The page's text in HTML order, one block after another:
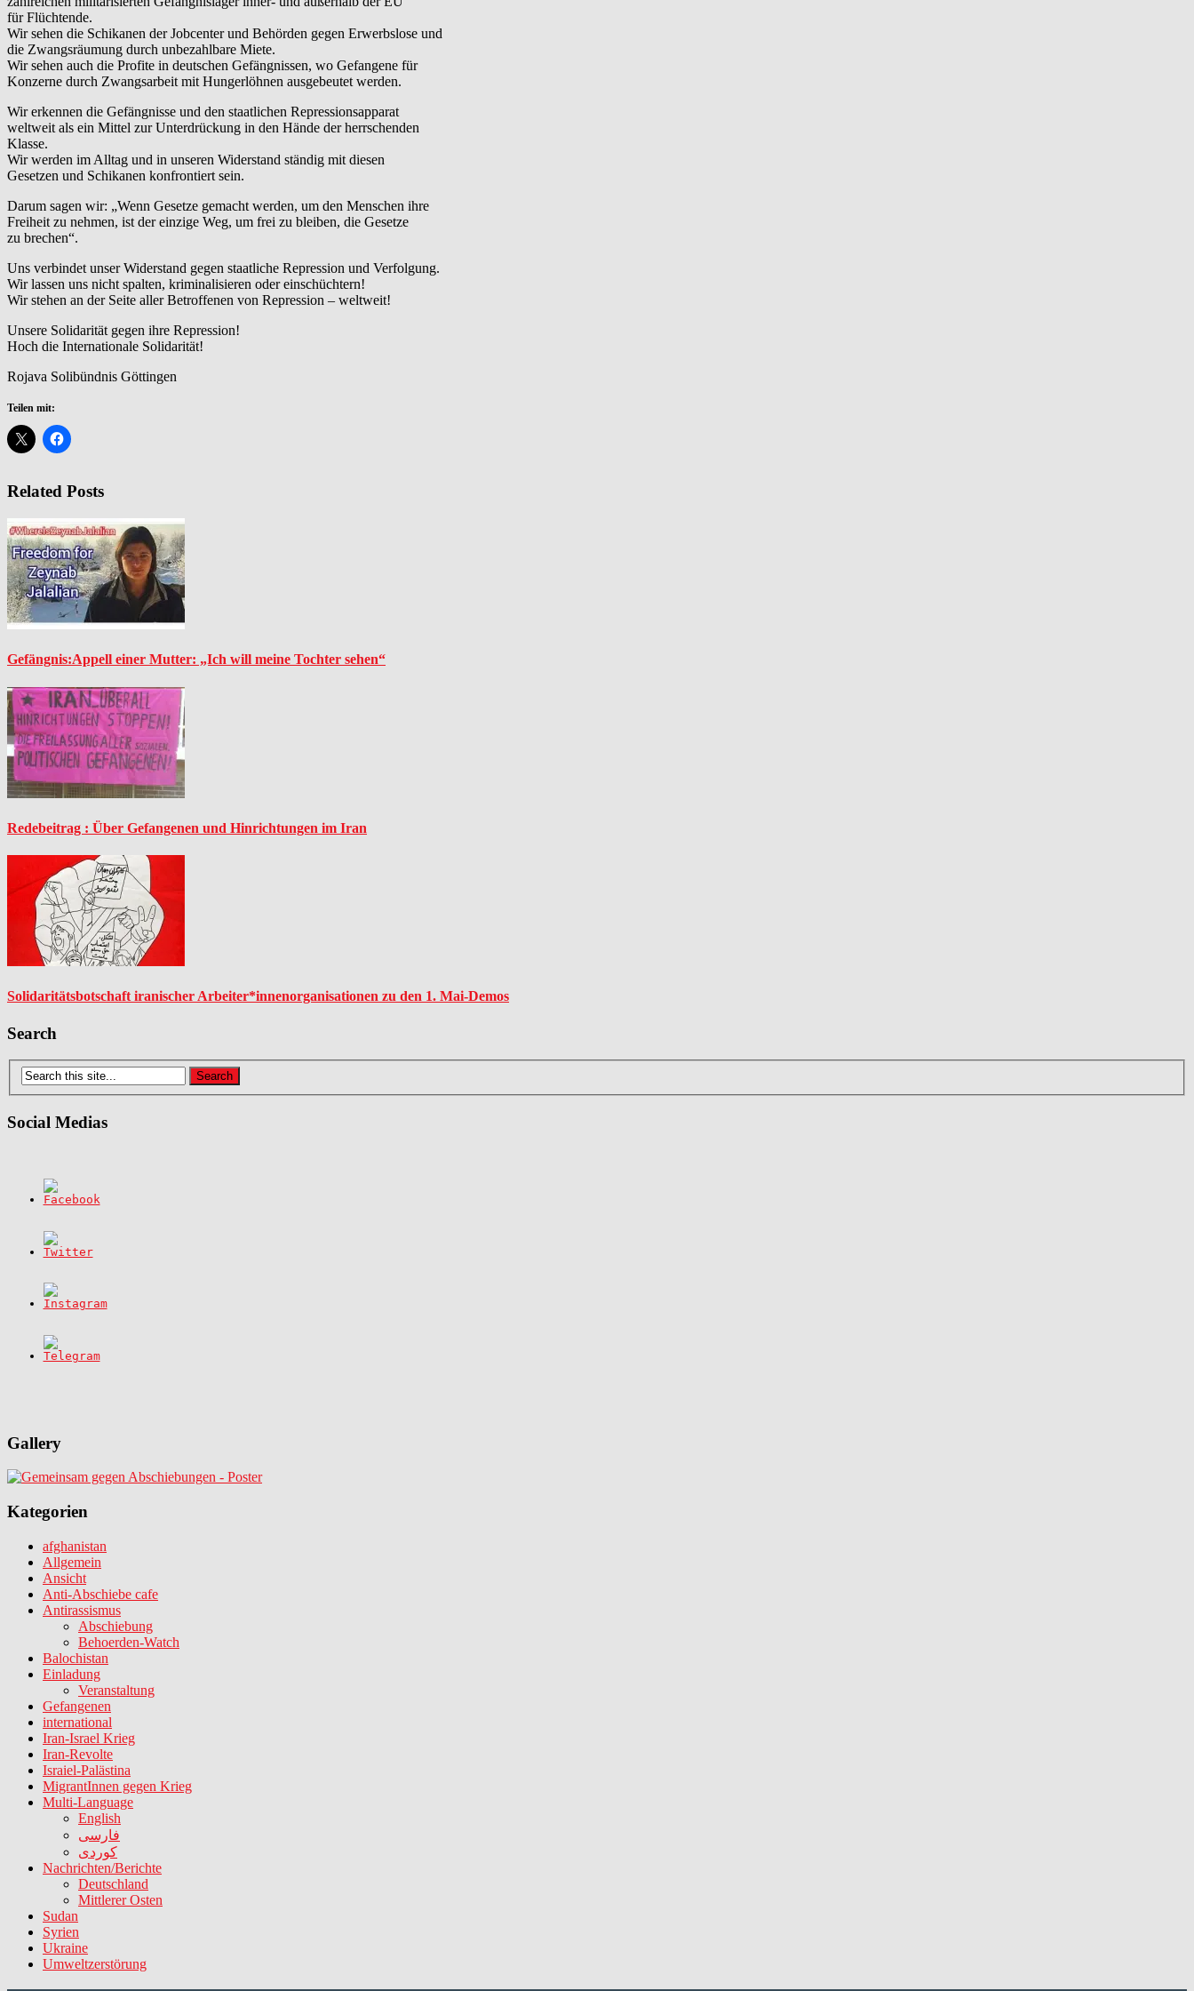
für Flüchtende.
Wir sehen die Schikanen der Jobcenter und Behörden gegen Erwerbslose und
die Zwangsräumung durch unbezahlbare Miete.
Wir sehen auch die Profite in deutschen Gefängnissen, wo Gefangene für
Konzerne durch Zwangsarbeit mit Hungerlöhnen ausgebeutet werden.
Wir erkennen die Gefängnisse und den staatlichen Repressionsapparat
weltweit als ein Mittel zur Unterdrückung in den Hände der herrschenden
Klasse.
Wir werden im Alltag und in unseren Widerstand ständig mit diesen
Gesetzen und Schikanen konfrontiert sein.
Darum sagen wir: „Wenn Gesetze gemacht werden, um den Menschen ihre
Freiheit zu nehmen, ist der einzige Weg, um frei zu bleiben, die Gesetze
zu brechen“.
Uns verbindet unser Widerstand gegen staatliche Repression und Verfolgung.
Wir lassen uns nicht spalten, kriminalisieren oder einschüchtern!
Wir stehen an der Seite aller Betroffenen von Repression – weltweit!
Unsere Solidarität gegen ihre Repression!
Hoch die Internationale Solidarität!
Rojava Solibündnis Göttingen
Teilen mit:
Related Posts
Gefängnis:Appell einer Mutter: „Ich will meine Tochter sehen“
Redebeitrag : Über Gefangenen und Hinrichtungen im Iran
Solidaritätsbotschaft iranischer Arbeiter*innenorganisationen zu den 1. Mai-Demos
Search
Social Medias
Gallery
Kategorien
afghanistan
Allgemein
Ansicht
Anti-Abschiebe cafe
Antirassismus
Abschiebung
Behoerden-Watch
Balochistan
Einladung
Veranstaltung
Gefangenen
international
Iran-Israel Krieg
Iran-Revolte
Israiel-Palästina
MigrantInnen gegen Krieg
Multi-Language
English
فارسی
کوردی
Nachrichten/Berichte
Deutschland
Mittlerer Osten
Sudan
Syrien
Ukraine
Umweltzerstörung